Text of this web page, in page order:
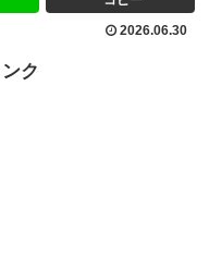
2026.06.30
ク